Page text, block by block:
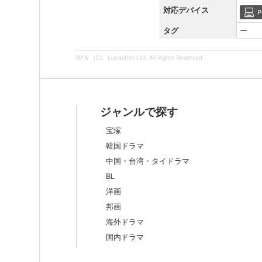
対応デバイス
タグ ー
TM & （C） Lucasfilm Ltd. All Rights Reserved
ジャンルで探す
宝塚
韓国ドラマ
中国・台湾・タイドラマ
BL
洋画
邦画
海外ドラマ
国内ドラマ